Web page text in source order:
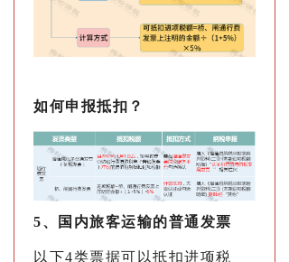
如何申报抵扣？
5、国内旅客运输的普通发票
以下4类票据可以抵扣进项税